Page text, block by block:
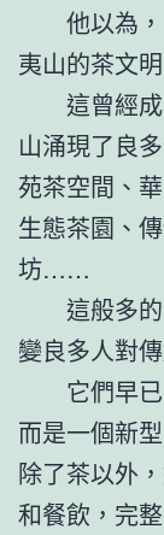
他以為
夷山的茶文
這曾經
山涌現了良
苑茶空間、
生態茶園、
坊……
這般多
變良多人對
它們早
而是一個新
除了茶以外
和餐飲，完